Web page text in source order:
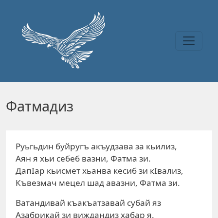
Фатмадиз
Руьгьдин буйругъ акъудзава за кьилиз,
Аян я хьи себеб вазни, Фатма зи.
ДапIар кьисмет хьанва кесиб зи кIвализ,
Къвезмач мецел шад авазни, Фатма зи.
Ватандивай къакъатзавай субай яз
Азабрикай зи виждандиз хабар я.